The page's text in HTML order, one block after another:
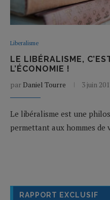
Liberalisme
LE LIBÉRALISME,
L’ÉCONOMIE !
parDaniel Tourre 3 juin
Le libéralisme est une
permettant aux hommes de
RAPPORT EXCLUSIF